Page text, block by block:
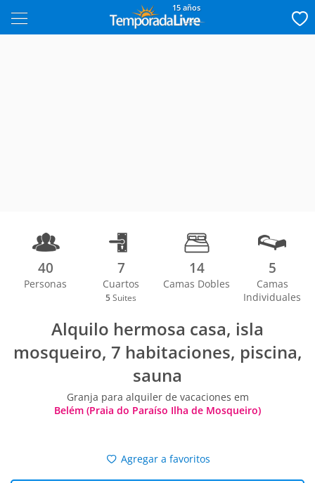
15 años
40
Personas
7
Cuartos
5 Suites
14
Camas Dobles
5
Camas
Individuales
Alquilo hermosa casa, isla
mosqueiro, 7 habitaciones, piscina,
sauna
Granja para alquiler de vacaciones em
Belém (Praia do Paraíso Ilha de Mosqueiro)
Agregar a favoritos